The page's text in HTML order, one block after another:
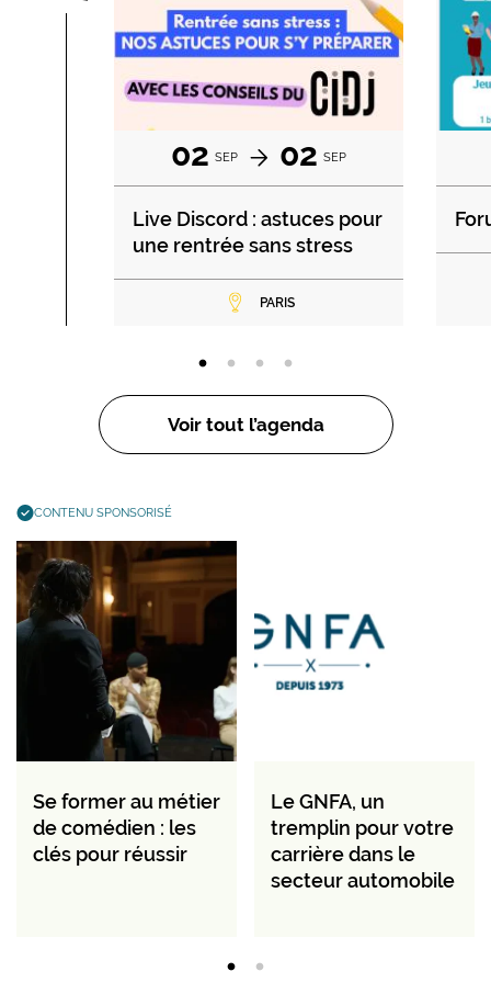
02 SEP 02 SEP
Live Discord : astuces pour
une rentrée sans stress
PARIS
Voir tout l’agenda
CONTENU SPONSORISÉ
Se former au métier
de comédien : les
clés pour réussir
Le GNFA, un
tremplin pour votre
carrière dans le
secteur automobile